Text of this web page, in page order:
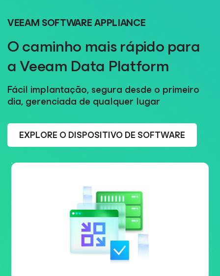
VEEAM SOFTWARE APPLIANCE
O caminho mais rápido para
a Veeam Data Platform
Fácil implantação, segura desde o primeiro
dia, gerenciada de qualquer lugar
EXPLORE O DISPOSITIVO DE SOFTWARE